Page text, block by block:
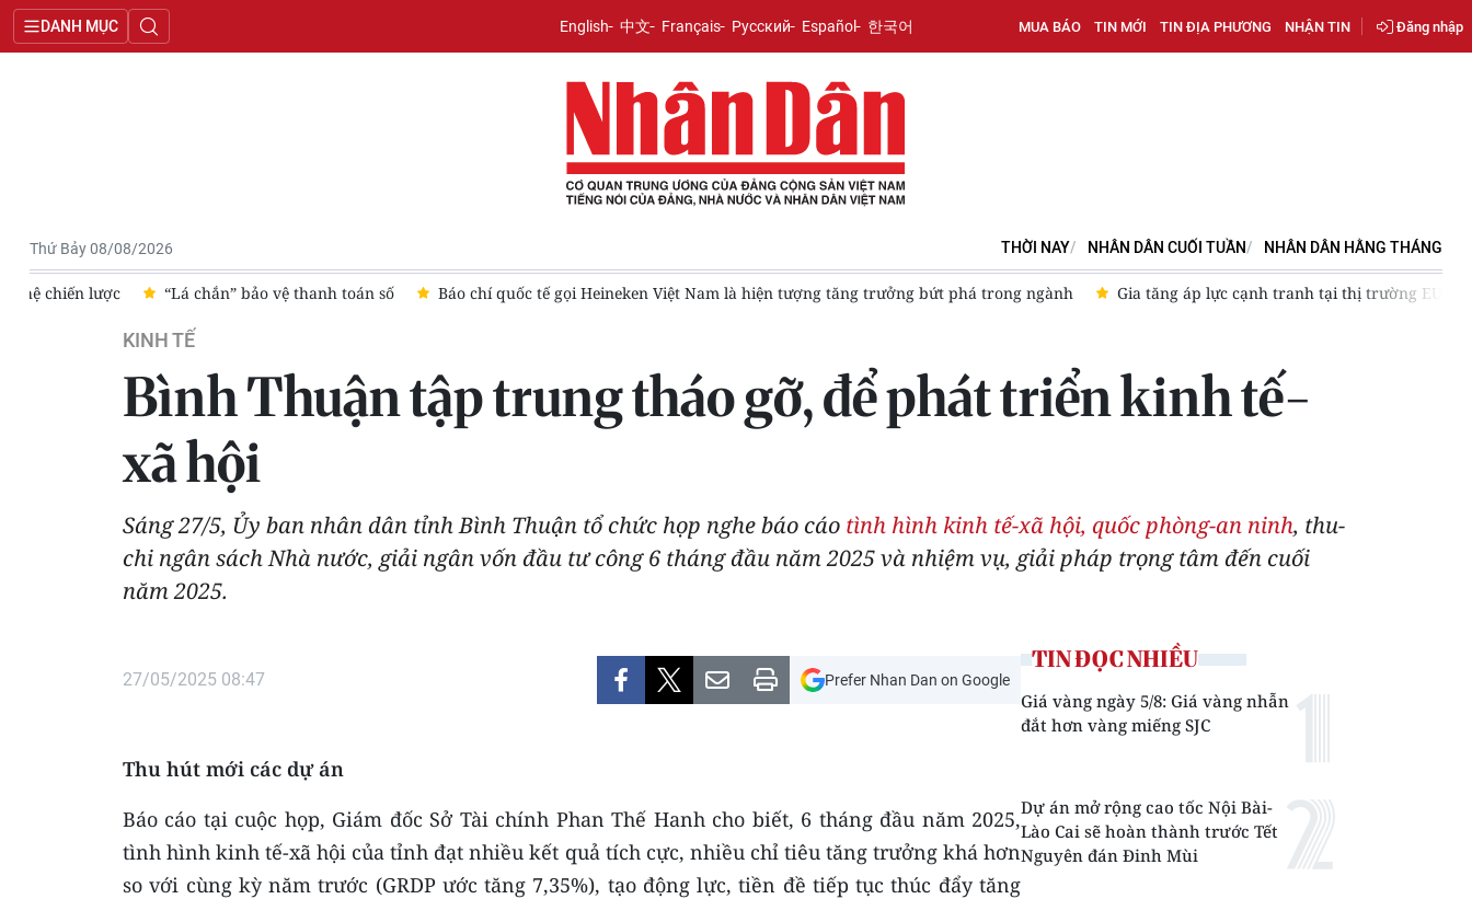
DANH MỤC English 中文 Français Русский Español 한국어 MUA BÁO TIN MỚI TIN ĐỊA PHƯƠNG NHẬN TIN Đăng nhập
Thứ Bảy 08/08/2026 THỜI NAY NHÂN DÂN CUỐI TUẦN NHÂN DÂN HẰNG THÁNG
chiến lược “Lá chắn” bảo vệ thanh toán số Báo chí quốc tế gọi Heineken Việt Nam là hiện tượng tăng trưởng bứt phá trong ngành Gia tăng áp lực cạnh tranh tại thị trường EU
KINH TẾ
Bình Thuận tập trung tháo gỡ, để phát triển kinh tế-
xã hội
Sáng 27/5, Ủy ban nhân dân tỉnh Bình Thuận tổ chức họp nghe báo cáo tình hình kinh tế-xã hội, quốc phòng-an ninh, thu-
chi ngân sách Nhà nước, giải ngân vốn đầu tư công 6 tháng đầu năm 2025 và nhiệm vụ, giải pháp trọng tâm đến cuối
năm 2025.
27/05/2025 08:47 Prefer Nhan Dan on Google
Thu hút mới các dự án
Báo cáo tại cuộc họp, Giám đốc Sở Tài chính Phan Thế Hanh cho biết, 6 tháng đầu năm 2025,
tình hình kinh tế-xã hội của tỉnh đạt nhiều kết quả tích cực, nhiều chỉ tiêu tăng trưởng khá hơn
so với cùng kỳ năm trước (GRDP ước tăng 7,35%), tạo động lực, tiền đề tiếp tục thúc đẩy tăng
TIN ĐỌC NHIỀU
Giá vàng ngày 5/8: Giá vàng nhẫn
đắt hơn vàng miếng SJC
Dự án mở rộng cao tốc Nội Bài-
Lào Cai sẽ hoàn thành trước Tết
Nguyên đán Đinh Mùi